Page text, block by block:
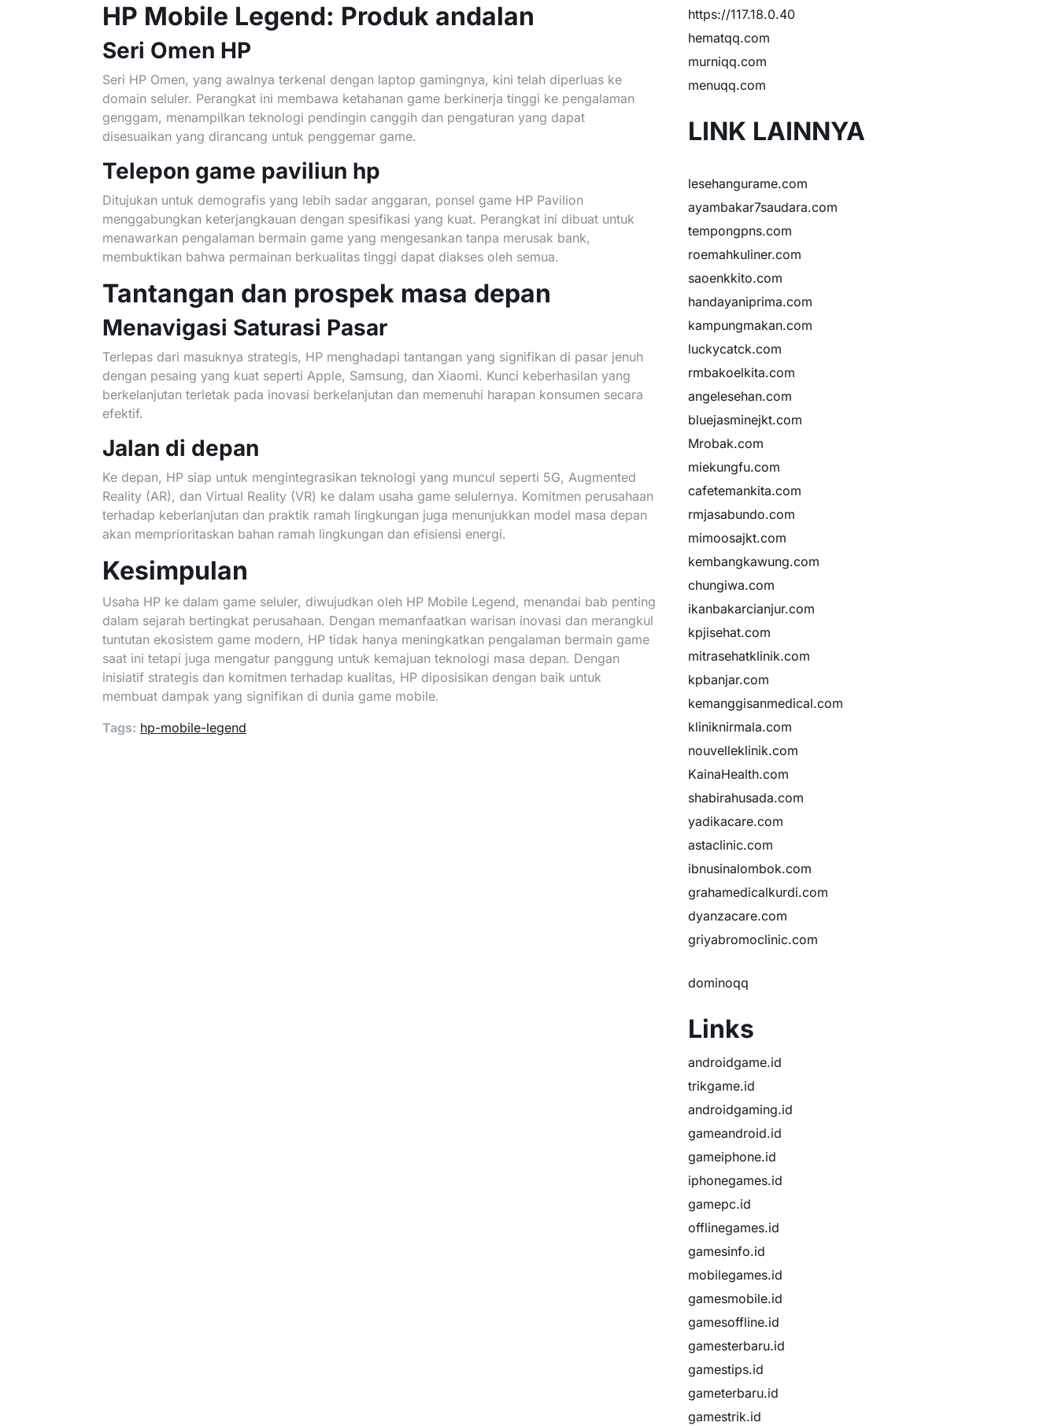
HP Mobile Legend: Produk andalan
Seri Omen HP
Seri HP Omen, yang awalnya terkenal dengan laptop gamingnya, kini telah diperluas ke
domain seluler. Perangkat ini membawa ketahanan game berkinerja tinggi ke pengalaman
genggam, menampilkan teknologi pendingin canggih dan pengaturan yang dapat
disesuaikan yang dirancang untuk penggemar game.
Telepon game paviliun hp
Ditujukan untuk demografis yang lebih sadar anggaran, ponsel game HP Pavilion
menggabungkan keterjangkauan dengan spesifikasi yang kuat. Perangkat ini dibuat untuk
menawarkan pengalaman bermain game yang mengesankan tanpa merusak bank,
membuktikan bahwa permainan berkualitas tinggi dapat diakses oleh semua.
Tantangan dan prospek masa depan
Menavigasi Saturasi Pasar
Terlepas dari masuknya strategis, HP menghadapi tantangan yang signifikan di pasar jenuh
dengan pesaing yang kuat seperti Apple, Samsung, dan Xiaomi. Kunci keberhasilan yang
berkelanjutan terletak pada inovasi berkelanjutan dan memenuhi harapan konsumen secara
efektif.
Jalan di depan
Ke depan, HP siap untuk mengintegrasikan teknologi yang muncul seperti 5G, Augmented
Reality (AR), dan Virtual Reality (VR) ke dalam usaha game selulernya. Komitmen perusahaan
terhadap keberlanjutan dan praktik ramah lingkungan juga menunjukkan model masa depan
akan memprioritaskan bahan ramah lingkungan dan efisiensi energi.
Kesimpulan
Usaha HP ke dalam game seluler, diwujudkan oleh HP Mobile Legend, menandai bab penting
dalam sejarah bertingkat perusahaan. Dengan memanfaatkan warisan inovasi dan merangkul
tuntutan ekosistem game modern, HP tidak hanya meningkatkan pengalaman bermain game
saat ini tetapi juga mengatur panggung untuk kemajuan teknologi masa depan. Dengan
inisiatif strategis dan komitmen terhadap kualitas, HP diposisikan dengan baik untuk
membuat dampak yang signifikan di dunia game mobile.
Tags: hp-mobile-legend
https://117.18.0.40
hematqq.com
murniqq.com
menuqq.com
LINK LAINNYA
lesehangurame.com
ayambakar7saudara.com
tempongpns.com
roemahkuliner.com
saoenkkito.com
handayaniprima.com
kampungmakan.com
luckycatck.com
rmbakoelkita.com
angelesehan.com
bluejasminejkt.com
Mrobak.com
miekungfu.com
cafetemankita.com
rmjasabundo.com
mimoosajkt.com
kembangkawung.com
chungiwa.com
ikanbakarcianjur.com
kpjisehat.com
mitrasehatklinik.com
kpbanjar.com
kemanggisanmedical.com
kliniknirmala.com
nouvelleklinik.com
KainaHealth.com
shabirahusada.com
yadikacare.com
astaclinic.com
ibnusinalombok.com
grahamedicalkurdi.com
dyanzacare.com
griyabromoclinic.com
dominoqq
Links
androidgame.id
trikgame.id
androidgaming.id
gameandroid.id
gameiphone.id
iphonegames.id
gamepc.id
offlinegames.id
gamesinfo.id
mobilegames.id
gamesmobile.id
gamesoffline.id
gamesterbaru.id
gamestips.id
gameterbaru.id
gamestrik.id